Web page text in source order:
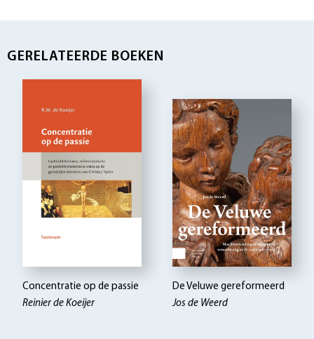
GERELATEERDE BOEKEN
Concentratie op de passie
Reinier de Koeijer
De Veluwe gereformeerd
Jos de Weerd